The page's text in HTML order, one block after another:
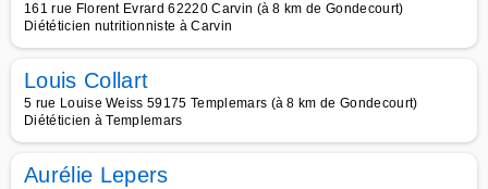
161 rue Florent Evrard 62220 Carvin (à 8 km de Gondecourt)
Diététicien nutritionniste à Carvin
Louis Collart
5 rue Louise Weiss 59175 Templemars (à 8 km de Gondecourt)
Diététicien à Templemars
Aurélie Lepers